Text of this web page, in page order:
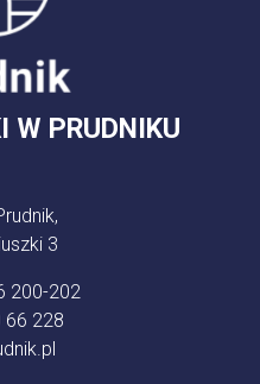
W PRUDNIKU
3
200-202
66 228